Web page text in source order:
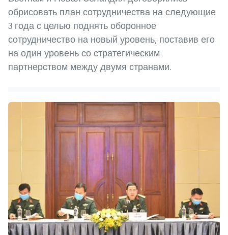
обрисовать план сотрудничества на следующие
3 года с целью поднять оборонное
сотрудничество на новый уровень, поставив его
на один уровень со стратегическим
партнерством между двумя странами.